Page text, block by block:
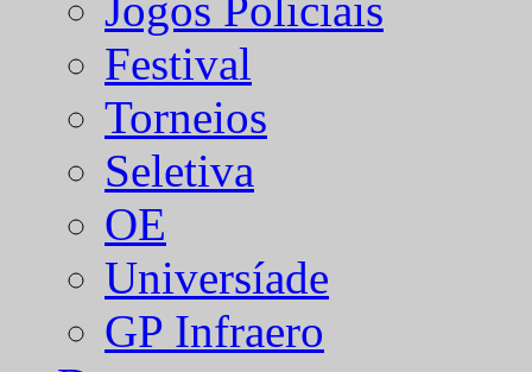
Festival
Torneios
Seletiva
OE
Universíade
GP Infraero